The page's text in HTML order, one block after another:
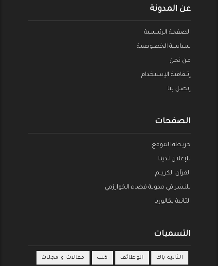
عن المدونة
الصفحة الرئيسية
سياسة الخصوصية
من نحن
إتــفاقية الإستخدام
إتصل بنا
الصفحات
خريطة الموقع
للإعلان لدينا
القراَن الكريــم
للنشر في مدونة فضاء الخوارزمي
الثانية بكالوريا
التسميات
الثانية باك الوظائف كتب مقالات و مجلات